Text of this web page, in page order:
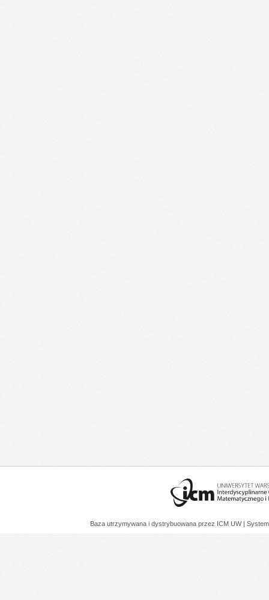
Baza utrzymywana i dystrybuowana przez ICM UW |